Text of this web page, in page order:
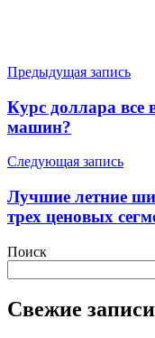
Навигация
по
записям
Предыдущая запись
Курс доллара все
машин?
Следующая запись
Лучшие летние
трех ценовых
Поиск
Свежие записи